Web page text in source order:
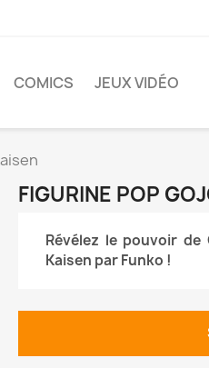
COMICS JEUX VIDÉO
FIGURINE POP
Révélez le pouvoir de
Kaisen par Funko !